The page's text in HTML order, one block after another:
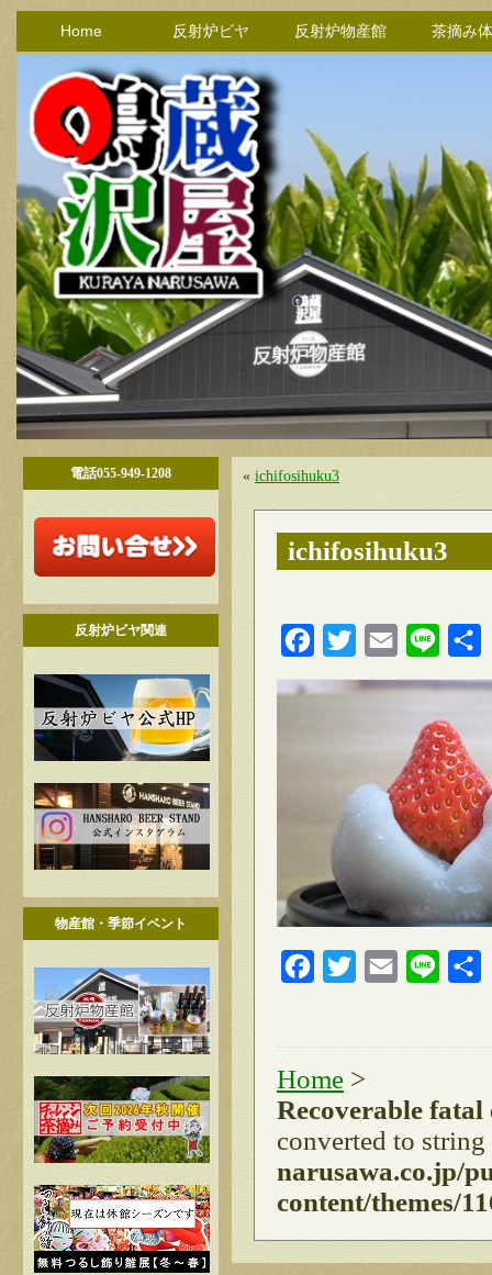
Home 反射炉ビヤ 反射炉物産館 茶摘み
電話055-949-1208
反射炉ビヤ関連
物産館・季節イベント
« ichifosihuku3
ichifosihuku3
FacebookTwitter Email Line
FacebookTwitter Email Line
Home >
Recoverable
converted to
narusawa.co.jp/
content/themes/